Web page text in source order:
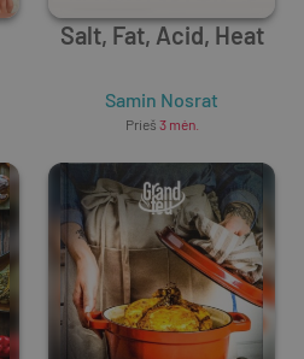
Salt, Fat, Acid, Heat
Samin Nosrat
Prieš 3 mėn.